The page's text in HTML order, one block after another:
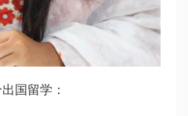
国留学：